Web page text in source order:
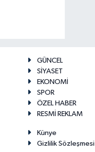
GÜNCEL
SİYASET
EKONOMİ
SPOR
ÖZEL HABER
RESMİ REKLAM
Künye
Gizlilik Sözleşmesi